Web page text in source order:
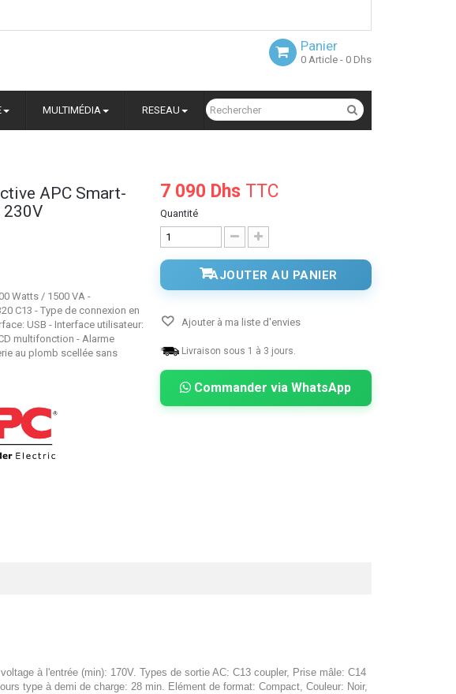
Panier
0 Article - 0 Dhs
MULTIMÉDIA RESEAU
APC Smart-
230V
Watts / 1500 VA -
C13 - Type de connexion en
USB - Interface utilisateur:
multifonction - Alarme
au plomb scellée sans
7 090 Dhs TTC
Quantité
AJOUTER AU PANIER
Ajouter à ma liste d'envies
Livraison sous 1 à 3 jours.
Commander via WhatsApp
à l'entrée (min): 170V. Types de sortie AC: C13 coupler, Prise mâle: C14
type à demi de charge: 28 min. Elément de format: Compact, Couleur: Noir,